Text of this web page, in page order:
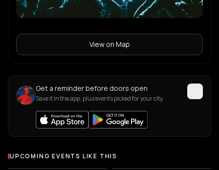
View on Map
Get a reminder before doors open
Save it in the app, plus events picked for your city.
UPCOMING EVENTS LIKE THIS